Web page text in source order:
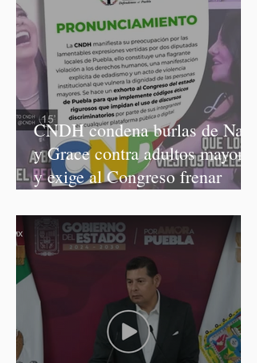
CNDH condena burlas de Nay
y Grace contra adultos mayores
y exige al Congreso frenar